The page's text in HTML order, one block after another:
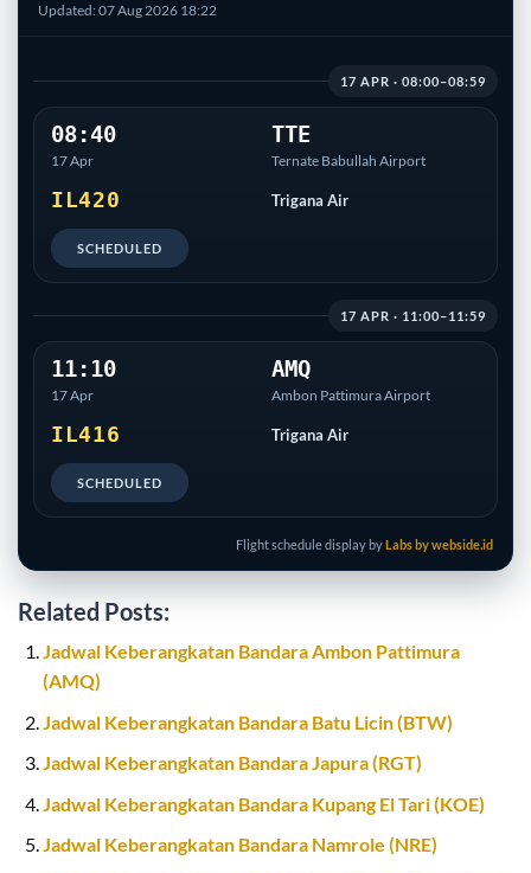
Updated: 07 Aug 2026 18:22
17 APR · 08:00–08:59
08:40
17 Apr
TTE
Ternate Babullah Airport
IL420 Trigana Air
SCHEDULED
17 APR · 11:00–11:59
11:10
17 Apr
AMQ
Ambon Pattimura Airport
IL416 Trigana Air
SCHEDULED
Flight schedule display byLabs by webside.id
Related Posts:
Jadwal Keberangkatan Bandara Ambon Pattimura
(AMQ)
Jadwal Keberangkatan Bandara Batu Licin (BTW)
Jadwal Keberangkatan Bandara Japura (RGT)
Jadwal Keberangkatan Bandara Kupang El Tari (KOE)
Jadwal Keberangkatan Bandara Namrole (NRE)